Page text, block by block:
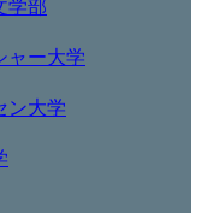
学部
ャー大学
ン大学